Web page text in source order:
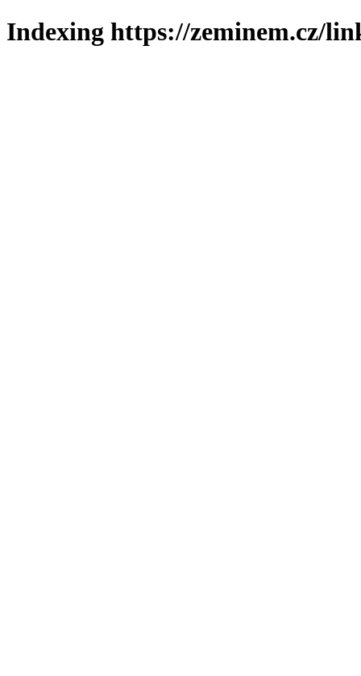
Indexing https://zeminem.cz/